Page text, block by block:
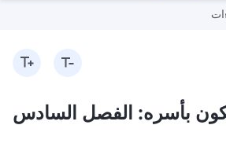
بأسره: الفصل السادس